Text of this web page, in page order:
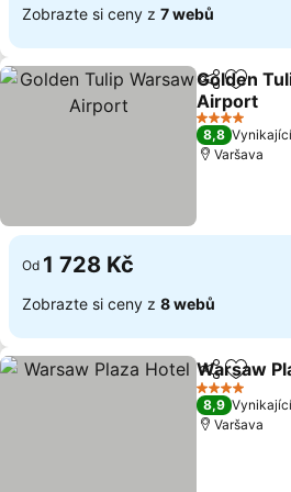
Zobrazte si ceny z 7 webů
SdíletPřidat
Golden
Airport
Ukázat
4 Počet
8,8 Vynikající
Varšava
Od 1 728 Kč
Zobrazte si ceny z 8 webů
SdíletPřidat
Warsaw
4 Počet
8,9 Vynikající
Varšava